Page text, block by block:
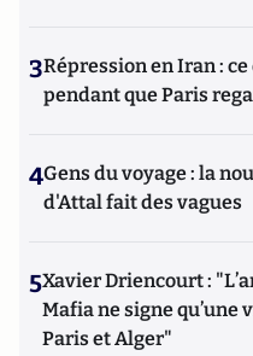
3Répression en Iran :
pendant que Paris
4Gens du voyage : la
d'Attal fait des vagues
5Xavier Driencourt :
Mafia ne signe
Paris et Alger"